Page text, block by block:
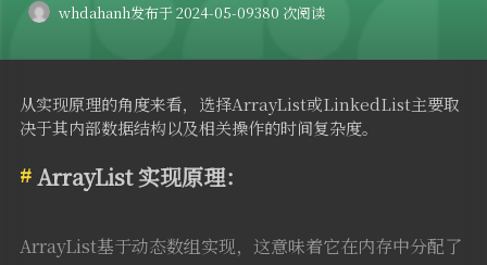
whdahanh发布于 2024-05-09380 次阅读
从实现原理的角度来看，选择ArrayList或LinkedList主要取
决于其内部数据结构以及相关操作的时间复杂度。
ArrayList 实现原理：
ArrayList基于动态数组实现，这意味着它在内存中分配了